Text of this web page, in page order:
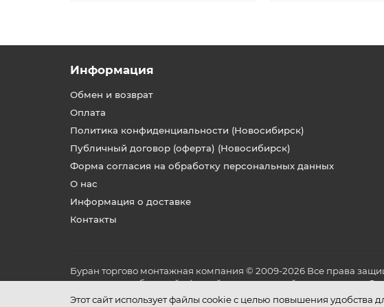
Этот сайт использует файлы cookie с целью повышения
Информация
Обмен и возврат
Оплата
Политика конфиденциальности (Новосибирск)
Публичный договор (оферта) (Новосибирск)
Форма согласия на обработку персональных данных
О нас
Информация о доставке
Контакты
Буран торгово монтажная компания © 2009-2026 Все права
не является публичной офертой, определяемой положениями
и условиях его эксплуатации.